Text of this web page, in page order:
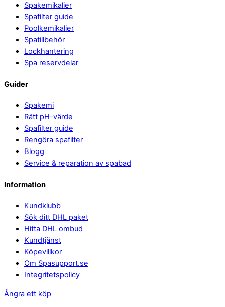
Top
Spakemikalier
Spafilter guide
Poolkemikalier
Spatillbehör
Lockhantering
Spa reservdelar
Guider
Spakemi
Rätt pH-värde
Spafilter guide
Rengöra spafilter
Blogg
Service & reparation av spabad
Information
Kundklubb
Sök ditt DHL paket
Hitta DHL ombud
Kundtjänst
Köpevillkor
Om Spasupport.se
Integritetspolicy
Ångra ett köp